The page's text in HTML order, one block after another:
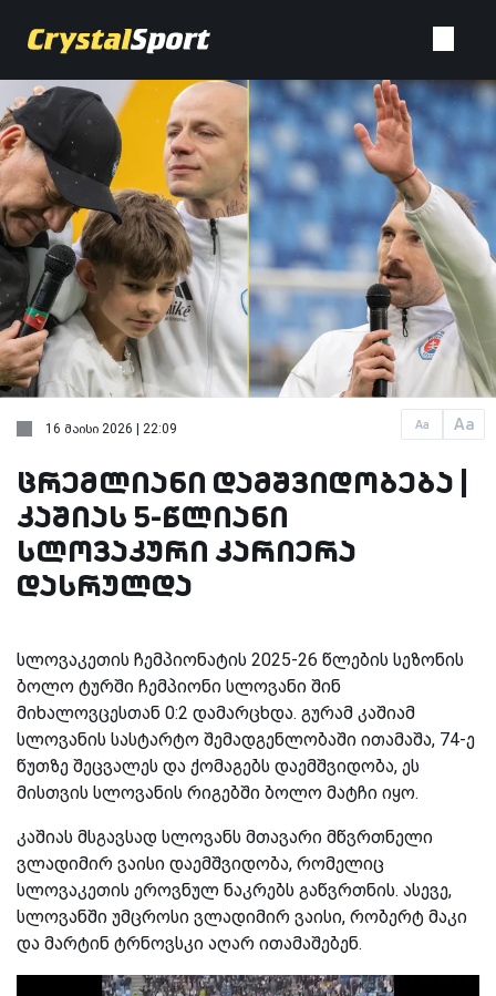
Aa Aa
16 მაისი 2026 | 22:09
ცრემლიანი დამშვიდობება |
კაშიას 5-წლიანი
სლოვაკური კარიერა
დასრულდა
სლოვაკეთის ჩემპიონატის 2025-26 წლების სეზონის
ბოლო ტურში ჩემპიონი სლოვანი შინ
მიხალოვცესთან 0:2 დამარცხდა. გურამ კაშიამ
სლოვანის სასტარტო შემადგენლობაში ითამაშა, 74-ე
წუთზე შეცვალეს და ქომაგებს დაემშვიდობა, ეს
მისთვის სლოვანის რიგებში ბოლო მატჩი იყო.
კაშიას მსგავსად სლოვანს მთავარი მწვრთნელი
ვლადიმირ ვაისი დაემშვიდობა, რომელიც
სლოვაკეთის ეროვნულ ნაკრებს გაწვრთნის. ასევე,
სლოვანში უმცროსი ვლადიმირ ვაისი, რობერტ მაკი
და მარტინ ტრნოვსკი აღარ ითამაშებენ.